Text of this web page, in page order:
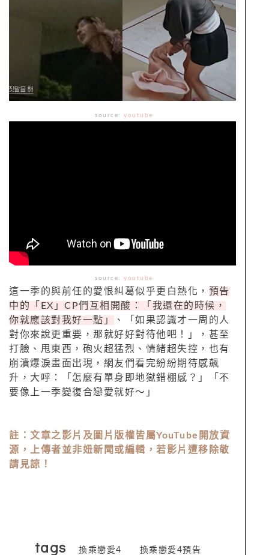
source: youtube
source: youtube
這一季的與前任的愛恨糾葛似乎更白熱化， 預告
中的「EX」CP們互相開酸：「我還在的時候，
你就應該對我好一點」
、「如果認識才一周的人
對你來說更重要，那就好好對待他吧！」，甚至
打臉、甩東西，砲火超猛烈、情緒超失控，也有
崩潰爆淚畫面出現，網友們看完紛紛期待感飆
升，大呼：「怎麼有單身即地獄錯棚感？」「不
要像上一季變復合戀愛就好～」
註：文章之影片及圖片版權皆屬YouTube 開放資
源，上傳者並非妞新聞或編輯，若影片遭移除敬
請見諒！
tags 換乘戀愛4 換乘戀愛4預告